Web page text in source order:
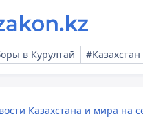
в Курултай
Казахстана и мира на